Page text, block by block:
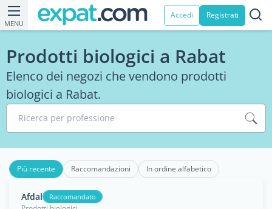
MENU
Accedi Registrati
Prodotti biologici a Rabat
Elenco dei negozi che vendono prodotti
biologici a Rabat.
Ricerca per professione
Più recente Raccomandazioni In ordine alfabetico
Afdal Raccomandato